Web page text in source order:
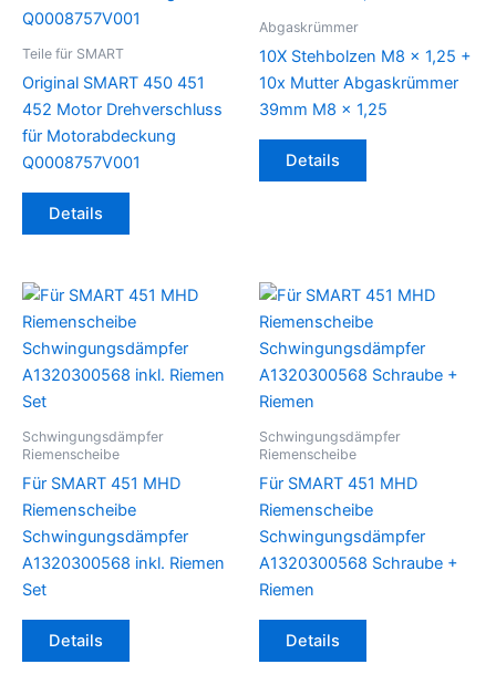
Teile für SMART
Original SMART 450 451
452 Motor Drehverschluss
für Motorabdeckung
Q0008757V001
Details
Abgaskrümmer
10X Stehbolzen M8 x 1,25 +
10x Mutter Abgaskrümmer
39mm M8 x 1,25
Details
Schwingungsdämpfer
Riemenscheibe
Für SMART 451 MHD
Riemenscheibe
Schwingungsdämpfer
A1320300568 inkl. Riemen
Set
Details
Schwingungsdämpfer
Riemenscheibe
Für SMART 451 MHD
Riemenscheibe
Schwingungsdämpfer
A1320300568 Schraube +
Riemen
Details